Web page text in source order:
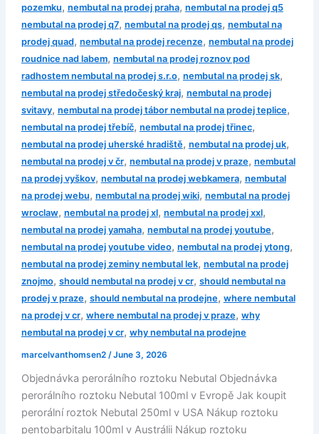
pozemku, nembutal na prodej praha, nembutal na prodej q5
nembutal na prodej q7, nembutal na prodej qs, nembutal na
prodej quad, nembutal na prodej recenze, nembutal na prodej
roudnice nad labem, nembutal na prodej roznov pod
radhostem nembutal na prodej s.r.o, nembutal na prodej sk,
nembutal na prodej středočeský kraj, nembutal na prodej
svitavy, nembutal na prodej tábor nembutal na prodej teplice,
nembutal na prodej třebíč, nembutal na prodej třinec,
nembutal na prodej uherské hradiště, nembutal na prodej uk,
nembutal na prodej v čr, nembutal na prodej v praze, nembutal
na prodej vyškov, nembutal na prodej webkamera, nembutal
na prodej webu, nembutal na prodej wiki, nembutal na prodej
wroclaw, nembutal na prodej xl, nembutal na prodej xxl,
nembutal na prodej yamaha, nembutal na prodej youtube,
nembutal na prodej youtube video, nembutal na prodej ytong,
nembutal na prodej zeminy nembutal lek, nembutal na prodej
znojmo, should nembutal na prodej v cr, should nembutal na
prodej v praze, should nembutal na prodejne, where nembutal
na prodej v cr, where nembutal na prodej v praze, why
nembutal na prodej v cr, why nembutal na prodejne
marcelvanthomsen2 /June 3, 2026
Objednávka perorálního roztoku Nebutal Objednávka
perorálního roztoku Nebutal 100ml v Evropě Jak koupit
perorální roztok Nebutal 250ml v USA Nákup roztoku
pentobarbitalu 100ml v Austrálii Nákup roztoku